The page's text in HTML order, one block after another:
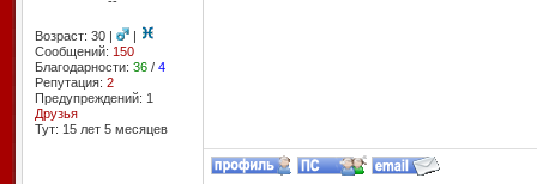
Возраст: 30 |
|
Сообщений: 150
Благодарности: 36/ 4
Репутация: 2
Предупреждений: 1
Друзья
Тут: 15 лет 5 месяцев